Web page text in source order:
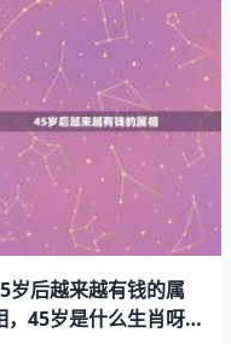
辟效果好。
牌子啊？佩戴狼牙有什
置的，不是佩带在身上
，此风气到今天还不
回去，或者自己恭敬
不恭敬的将佩带身上强
的随便在像前，还有的
岁后越来越有钱的属
，45岁是什么生肖呀